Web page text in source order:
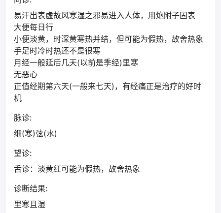
易汗出表虚故风寒湿之邪易进入人体，用炮附子固表
大便每日行
小便淡黄，时深黄寒热并结，但可能为假热，故舍热象
手足时冷时热还不是很寒
月经一般延后几天(以前是季经)里寒
无恶心
正值经期第六天(一般来七天)，有经痛正是治疗的好时
机
脉诊:
细(寒)弦(水)
望诊:
舌诊：淡黄红可能为假热，故舍热象
诊断结果:
里寒且湿